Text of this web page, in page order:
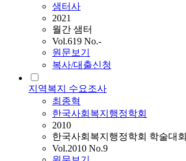
샘터사
2021
월간 샘터
Vol.619 No.-
원문보기
복사/대출신청
지역복지 수요조사
최종혁
한국사회복지행정학회
2010
한국사회복지행정학회 학술대
Vol.2010 No.9